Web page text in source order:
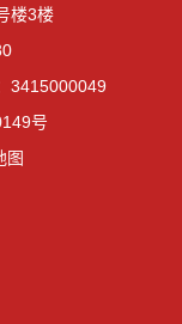
楼3楼
3415000049
号
图